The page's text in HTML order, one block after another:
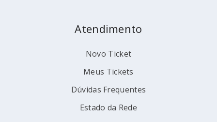
Atendimento
Novo Ticket
Meus Tickets
Dúvidas Frequentes
Estado da Rede